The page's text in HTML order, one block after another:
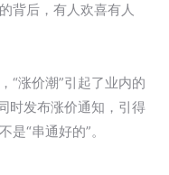
背后，有人欢喜有人
“涨价潮”引起了业内的
时发布涨价通知，引得
“串通好的”。